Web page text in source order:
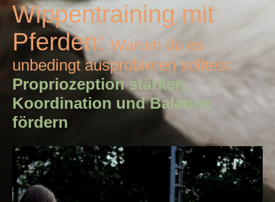
Wippentraining mit
Pferden: Warum du es
unbedingt ausprobieren solltest
Propriozeption stärken,
Koordination und Balance
fördern